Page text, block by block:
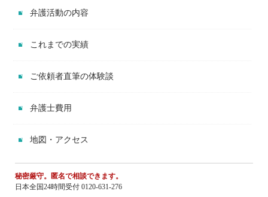
弁護活動の内容
これまでの実績
ご依頼者直筆の体験談
弁護士費用
地図・アクセス
秘密厳守。匿名で相談できます。
日本全国24時間受付 0120-631-276